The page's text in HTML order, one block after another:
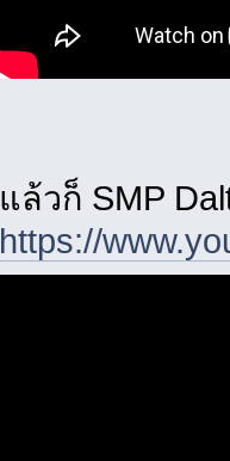
แล้วก็ SMP
https://